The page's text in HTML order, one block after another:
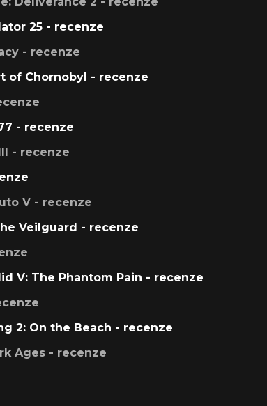
25 - recenze
- recenze
of Chornobyl - recenze
- recenze
- recenze
V - recenze
Veilguard - recenze
V: The Phantom Pain - recenze
2: On the Beach - recenze
Ages - recenze